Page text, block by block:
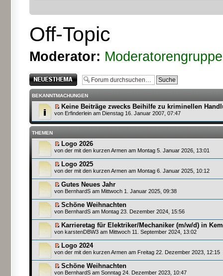
Off-Topic
Moderator: Moderatorengruppe
Neues Thema
erstellen
BEKANNTMACHUNGEN
Keine Beiträge zwecks Beihilfe zu kriminellen
von Erfinderlein am Dienstag 16. Januar 2007, 07:47
THEMEN
Logo 2026
von der mit den kurzen Armen am Montag 5. Januar 2026, 13:01
Logo 2025
von der mit den kurzen Armen am Montag 6. Januar 2025, 10:12
Gutes Neues Jahr
von BernhardS am Mittwoch 1. Januar 2025, 09:38
Schöne Weihnachten
von BernhardS am Montag 23. Dezember 2024, 15:56
Karrieretag für Elektriker/Mechaniker (m/w/d) in
von karstenDBW3 am Mittwoch 11. September 2024, 13:02
Logo 2024
von der mit den kurzen Armen am Freitag 22. Dezember 2023, 12:15
Schöne Weihnachten
von BernhardS am Sonntag 24. Dezember 2023, 10:47